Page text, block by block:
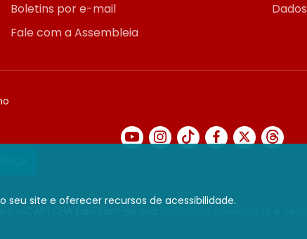
seu site e oferecer recursos de acessibilidade.
Boletins por e-mail
Fale com a Assembleia
reCAPTCHA (aplicam-se sua